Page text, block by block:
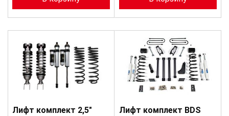
Лифт комплект 2,5"
Лифт комплект BDS